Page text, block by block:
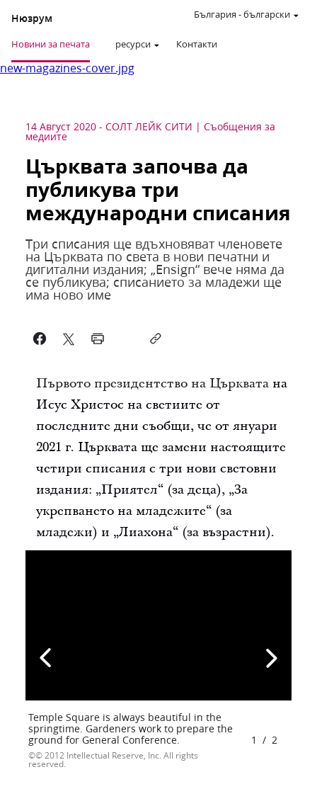
Нюзрум
Новини за печата ресурси Контакти
България -български
new-magazines-cover.jpg
14 Август 2020 - СОЛТ ЛЕЙК СИТИ Съобщения за
медиите
Църквата започва да
публикува три
международни списания
Три списания ще вдъхновяват членовете
на Църквата по света в нови печатни и
дигитални издания; „Ensign“ вече няма да
се публикува; списанието за младежи ще
има ново име
Първото президентство на Църквата на
Исус Христос на светиите от
последните дни съобщи, че от януари
2021 г. Църквата ще замени настоящите
четири списания с три нови световни
издания: „Приятел“ (за деца), „За
укрепването на младежите“ (за
младежи) и „Лиахона“ (за възрастни).
Temple Square is always beautiful in the
springtime. Gardeners work to prepare the
ground for General Conference.
© 2012 Intellectual Reserve, Inc. All rights
reserved.
1 / 2